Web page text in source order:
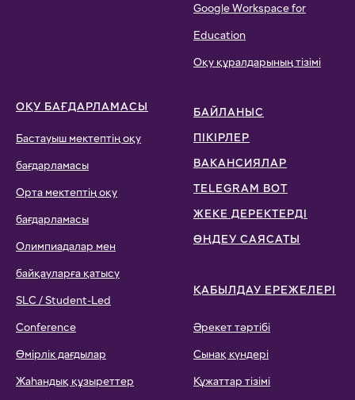
Google Workspace for
Education
Оқу құралдарының тізімі
ОҚУ БАҒДАРЛАМАСЫ
Бастауыш мектептің оқу
бағдарламасы
Орта мектептің оқу
бағдарламасы
Олимпиадалар мен
байқауларға қатысу
SLC / Student-Led
Conference
Өмірлік дағдылар
Жаһандық құзыреттер
БАЙЛАНЫС
ПІКІРЛЕР
ВАКАНСИЯЛАР
TELEGRAM BOT
ЖЕКЕ ДЕРЕКТЕРДІ
ӨҢДЕУ САЯСАТЫ
ҚАБЫЛДАУ ЕРЕЖЕЛЕРІ
Әрекет тәртібі
Сынақ күндері
Құжаттар тізімі